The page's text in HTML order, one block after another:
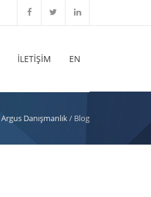
İLETİŞİM EN
Argus Danışmanlık/ Blog